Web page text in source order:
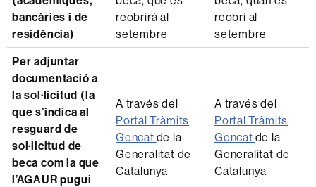
bancàries i de
residència)
reobrirà al
setembre
reobri al
setembre
Per adjuntar
documentació a
la sol·licitud (la
que s’indica al
resguard de
sol·licitud de
beca com la que
l’AGAUR pugui
A través del
Portal Tràmits
Gencat de la
Generalitat de
Catalunya
A través del
Portal Tràmits
Gencat de la
Generalitat de
Catalunya